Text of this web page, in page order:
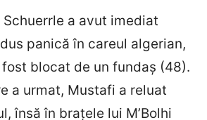
a avut imediat
panică în careul algerian,
blocat de un fundaș (48).
a urmat, Mustafi a reluat
însă în brațele lui M’Bolhi